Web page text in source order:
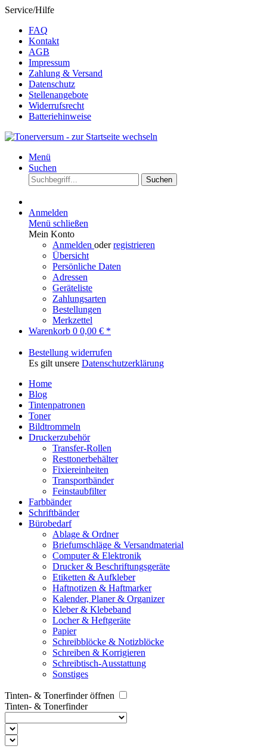
Service/Hilfe
FAQ
Kontakt
AGB
Impressum
Zahlung & Versand
Datenschutz
Stellenangebote
Widerrufsrecht
Batteriehinweise
Menü
Suchen
Suchen
Anmelden
Menü schließen
Mein Konto
Anmelden oderregistrieren
Übersicht
Persönliche Daten
Adressen
Geräteliste
Zahlungsarten
Bestellungen
Merkzettel
Warenkorb 0 0,00 € *
Bestellung widerrufen
Es gilt unsere Datenschutzerklärung
Home
Blog
Tintenpatronen
Toner
Bildtrommeln
Druckerzubehör
Transfer-Rollen
Resttonerbehälter
Fixiereinheiten
Transportbänder
Feinstaubfilter
Farbbänder
Schriftbänder
Bürobedarf
Ablage & Ordner
Briefumschläge & Versandmaterial
Computer & Elektronik
Drucker & Beschriftungsgeräte
Etiketten & Aufkleber
Haftnotizen & Haftmarker
Kalender, Planer & Organizer
Kleber & Klebeband
Locher & Heftgeräte
Papier
Schreibblöcke & Notizblöcke
Schreiben & Korrigieren
Schreibtisch-Ausstattung
Sonstiges
Tinten- & Tonerfinder öffnen
Tinten- & Tonerfinder